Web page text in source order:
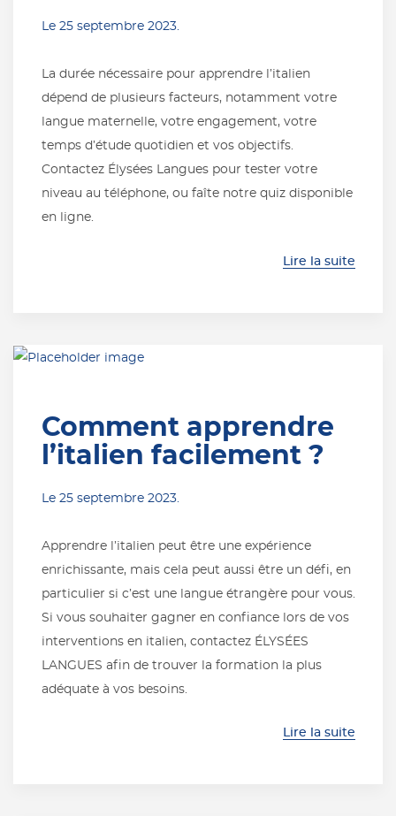
Le 25 septembre 2023.
La durée nécessaire pour apprendre l’italien
dépend de plusieurs facteurs, notamment votre
langue maternelle, votre engagement, votre
temps d’étude quotidien et vos objectifs.
Contactez Élysées Langues pour tester votre
niveau au téléphone, ou faîte notre quiz disponible
en ligne.
Lire la suite
Comment apprendre
l’italien facilement ?
Le 25 septembre 2023.
Apprendre l’italien peut être une expérience
enrichissante, mais cela peut aussi être un défi, en
particulier si c’est une langue étrangère pour vous.
Si vous souhaiter gagner en confiance lors de vos
interventions en italien, contactez ÉLYSÉES
LANGUES afin de trouver la formation la plus
adéquate à vos besoins.
Lire la suite